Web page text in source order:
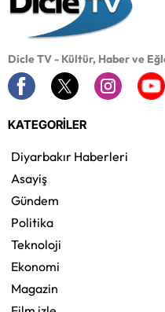
Dicle TV - Kültür, Haber ve
KATEGORİLER
Diyarbakır Haberleri
Asayiş
Gündem
Politika
Teknoloji
Ekonomi
Magazin